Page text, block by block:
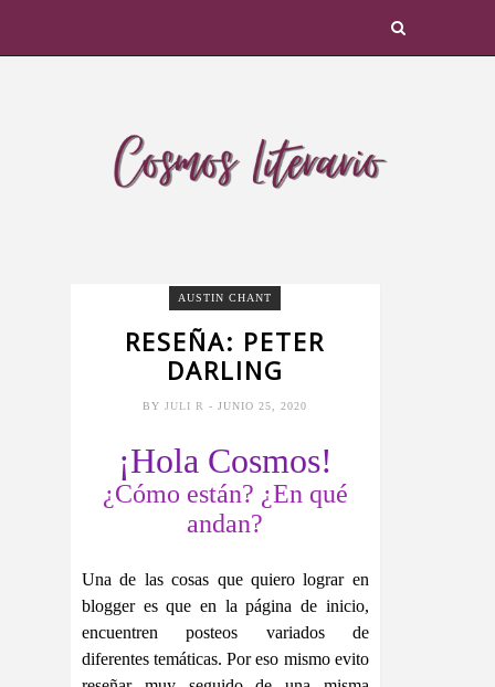
AUSTIN CHANT
RESEÑA: PETER
DARLING
BYJULI R- JUNIO 25, 2020
¡Hola Cosmos!
¿Cómo están? ¿En qué
andan?
Una de las cosas que quiero lograr en
blogger es que en la página de inicio,
encuentren posteos variados de
diferentes temáticas. Por eso mismo evito